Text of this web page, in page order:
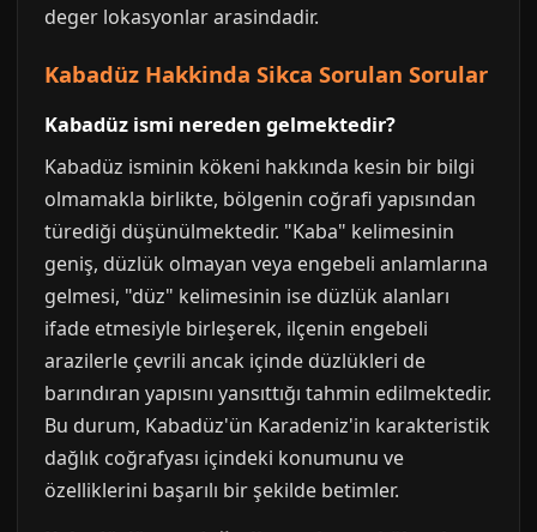
deger lokasyonlar arasindadir.
Kabadüz Hakkinda Sikca Sorulan Sorular
Kabadüz ismi nereden gelmektedir?
Kabadüz isminin kökeni hakkında kesin bir bilgi
olmamakla birlikte, bölgenin coğrafi yapısından
türediği düşünülmektedir. "Kaba" kelimesinin
geniş, düzlük olmayan veya engebeli anlamlarına
gelmesi, "düz" kelimesinin ise düzlük alanları
ifade etmesiyle birleşerek, ilçenin engebeli
arazilerle çevrili ancak içinde düzlükleri de
barındıran yapısını yansıttığı tahmin edilmektedir.
Bu durum, Kabadüz'ün Karadeniz'in karakteristik
dağlık coğrafyası içindeki konumunu ve
özelliklerini başarılı bir şekilde betimler.